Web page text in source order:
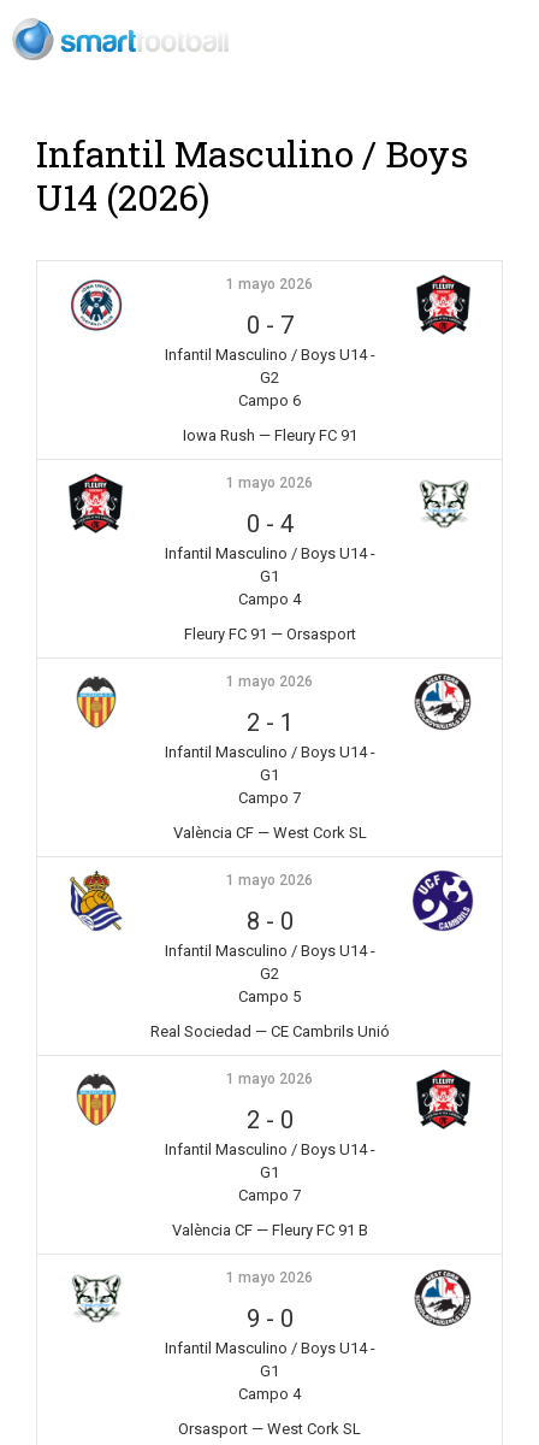
Infantil Masculino / Boys
U14 (2026)
1 mayo 2026
0 - 7
Infantil Masculino / Boys U14 -
G2
Campo 6
Iowa Rush — Fleury FC 91
1 mayo 2026
0 - 4
Infantil Masculino / Boys U14 -
G1
Campo 4
Fleury FC 91 — Orsasport
1 mayo 2026
2 - 1
Infantil Masculino / Boys U14 -
G1
Campo 7
València CF — West Cork SL
1 mayo 2026
8 - 0
Infantil Masculino / Boys U14 -
G2
Campo 5
Real Sociedad — CE Cambrils Unió
1 mayo 2026
2 - 0
Infantil Masculino / Boys U14 -
G1
Campo 7
València CF — Fleury FC 91 B
1 mayo 2026
9 - 0
Infantil Masculino / Boys U14 -
G1
Campo 4
Orsasport — West Cork SL